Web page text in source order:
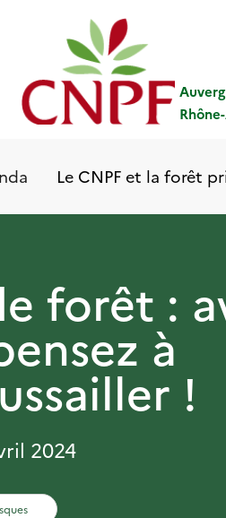
Le CNPF et la forêt
forêt :
à
!
2024